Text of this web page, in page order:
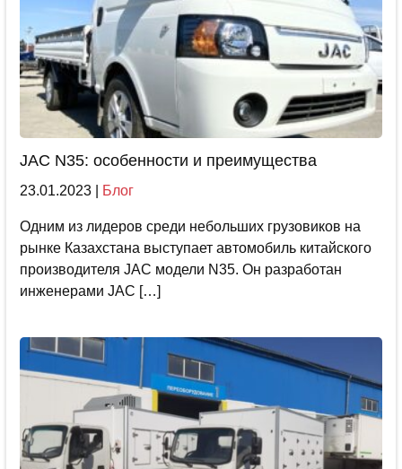
JAC N35: особенности и преимущества
23.01.2023 Блог
Одним из лидеров среди небольших грузовиков на
рынке Казахстана выступает автомобиль китайского
производителя JAC модели N35. Он разработан
инженерами JAC […]